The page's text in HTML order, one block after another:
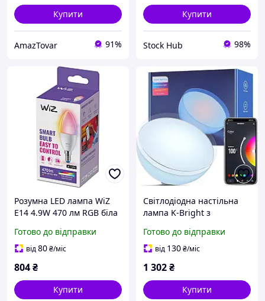
Купити
AmazTovar 91%
Купити
Stock Hub 98%
Розумна LED лампа WiZ
E14 4.9W 470 лм RGB біла
Fi керування через
програму
Готово до відправки
від80₴/міс
804₴
Купити
Світлодіодна настільна
лампа K-Bright з
додаток 16 мільйонів
кольорів біла переносна з
Готово до відправки
від 130₴/міс
1 302₴
Купити